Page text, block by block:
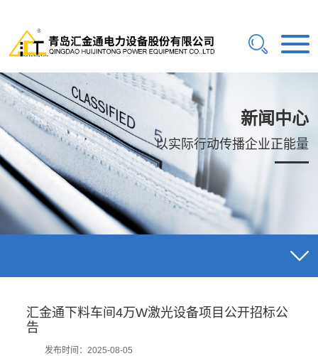
新闻中心
以实际行动传播企业正能量
汇金通下料车间4万W激光设备项目公开招标公
告
发布时间：2025-08-05